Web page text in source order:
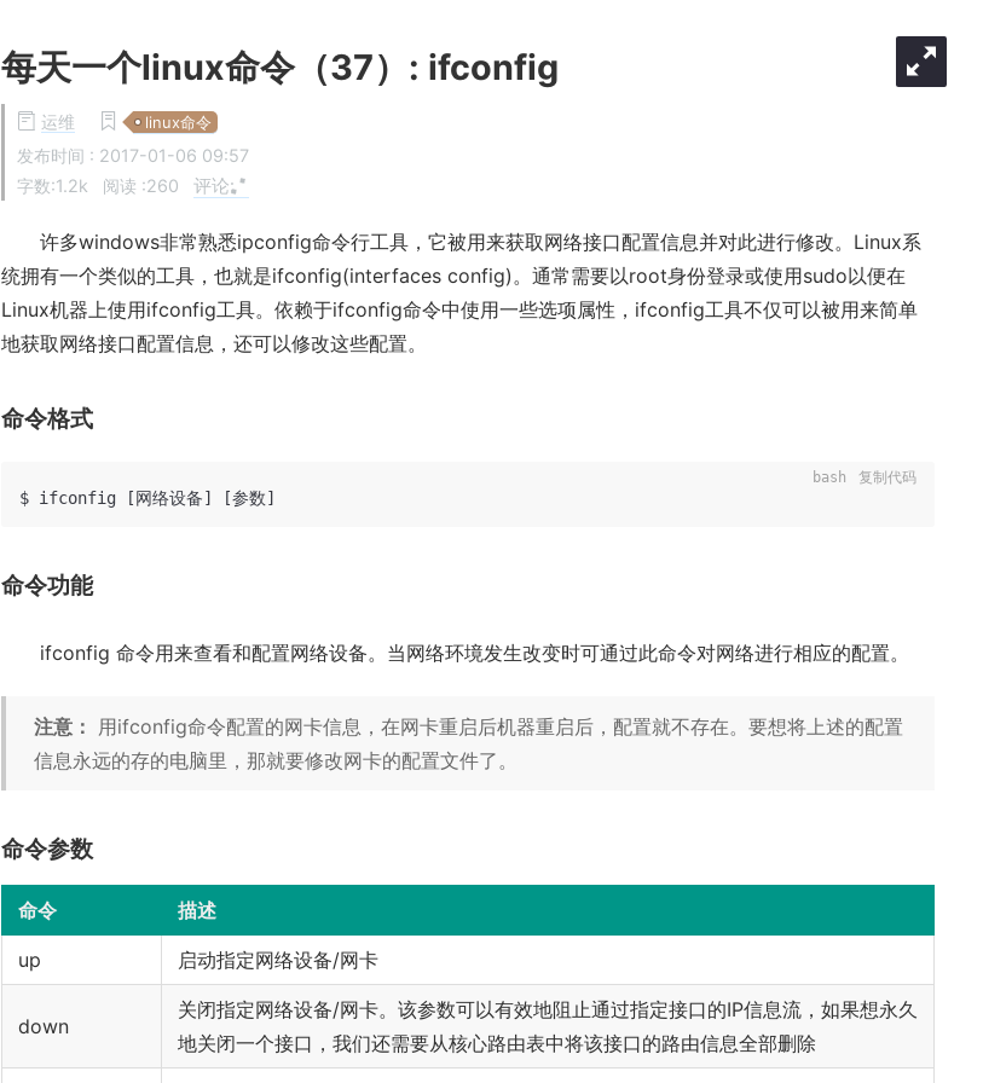
每天一个linux命令（37）: ifconfig
运维 linux命令
发布时间 : 2017-01-06 09:57
字数:1.2k
阅读 :260 评论:
许多windows非常熟悉ipconfig命令行工具，它被用来获取网络接口配置信息并对此进行修改。Linux系
统拥有一个类似的工具，也就是ifconfig(interfaces config)。通常需要以root身份登录或使用sudo以便在
Linux机器上使用ifconfig工具。依赖于ifconfig命令中使用一些选项属性，ifconfig工具不仅可以被用来简单
地获取网络接口配置信息，还可以修改这些配置。
命令格式
bash 复制代码
命令功能
ifconfig 命令用来查看和配置网络设备。当网络环境发生改变时可通过此命令对网络进行相应的配置。
注意： 用ifconfig命令配置的网卡信息，在网卡重启后机器重启后，配置就不存在。要想将上述的配置
信息永远的存的电脑里，那就要修改网卡的配置文件了。
命令参数
命令 描述
up 启动指定网络设备/网卡
down
关闭指定网络设备/网卡。该参数可以有效地阻止通过指定接口的IP信息流，如果想永久
地关闭一个接口，我们还需要从核心路由表中将该接口的路由信息全部删除